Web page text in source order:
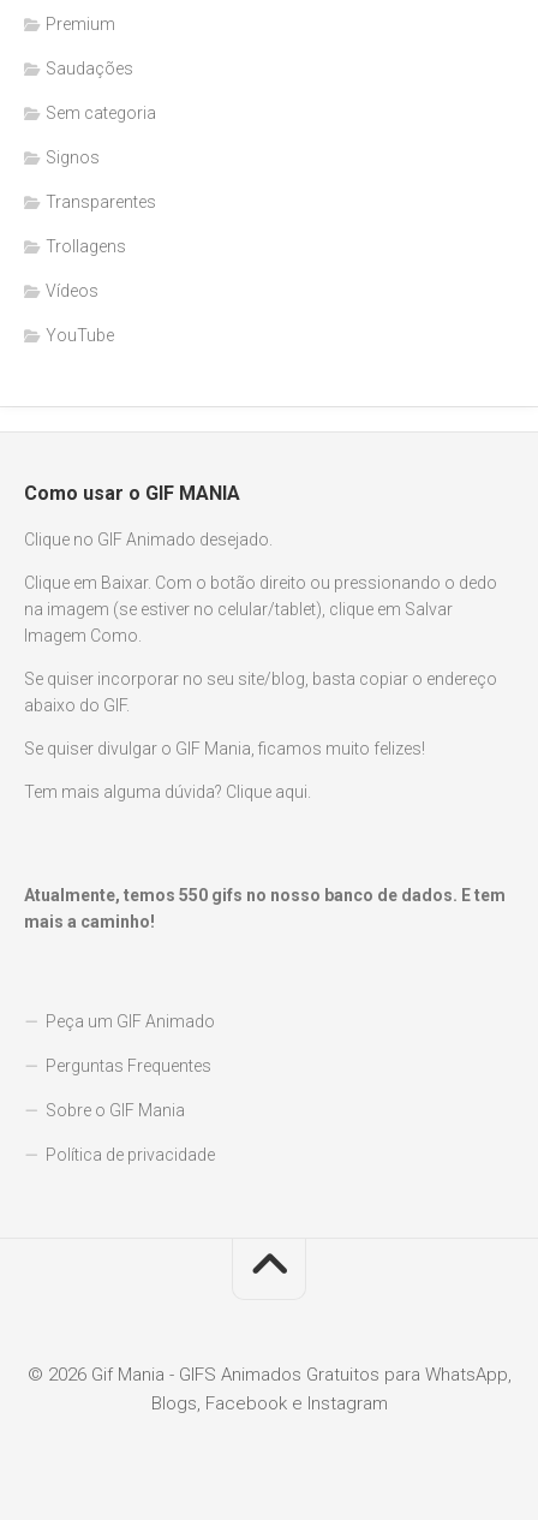
Premium
Saudações
Sem categoria
Signos
Transparentes
Trollagens
Vídeos
YouTube
Como usar o GIF MANIA
Clique no GIF Animado desejado.
Clique em Baixar. Com o botão direito ou pressionando o dedo
na imagem (se estiver no celular/tablet), clique em Salvar
Imagem Como.
Se quiser incorporar no seu site/blog, basta copiar o endereço
abaixo do GIF.
Se quiser divulgar o GIF Mania, ficamos muito felizes!
Tem mais alguma dúvida? Clique aqui.
Atualmente, temos 550 gifs no nosso banco de dados. E tem
mais a caminho!
Peça um GIF Animado
Perguntas Frequentes
Sobre o GIF Mania
Política de privacidade
© 2026 Gif Mania - GIFS Animados Gratuitos para WhatsApp,
Blogs, Facebook e Instagram